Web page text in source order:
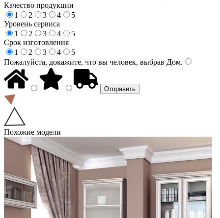
Качество продукции
1
2 3 4
5
Уровень сервиса
1
2 3 4
5
Срок изготовления
1
2 3 4
5
Пожалуйста, докажите, что вы человек, выбрав Дом.
Похожие модели